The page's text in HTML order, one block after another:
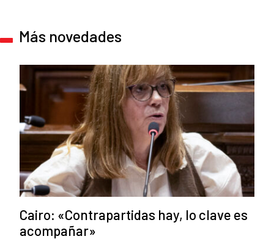
Más novedades
Cairo: «Contrapartidas hay, lo clave es
acompañar»